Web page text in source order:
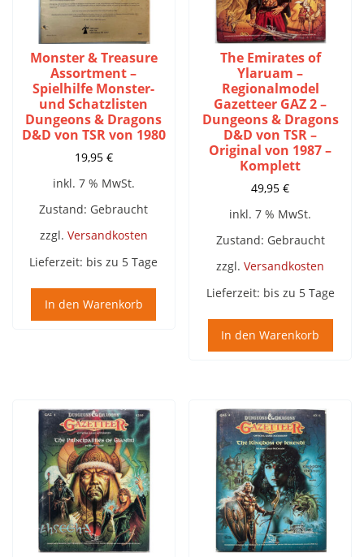
Monster & Treasure
Assortment –
Spielhilfe Monster-
und Schatzlisten
Dungeons & Dragons
D&D von TSR von 1980
19,95 €
inkl. 7 % MwSt.
Zustand: Gebraucht
zzgl. Versandkosten
Lieferzeit: bis zu 5 Tage
In den Warenkorb
The Emirates of
Ylaruam –
Regionalmodel
Gazetteer GAZ 2 –
Dungeons & Dragons
D&D von TSR –
Original von 1987 –
Komplett
49,95€
inkl. 7 % MwSt.
Zustand: Gebraucht
zzgl.Versandkosten
Lieferzeit: bis zu 5 Tage
In den Warenkorb